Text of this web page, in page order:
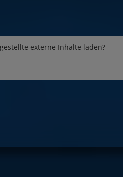
externe Inhalte laden?